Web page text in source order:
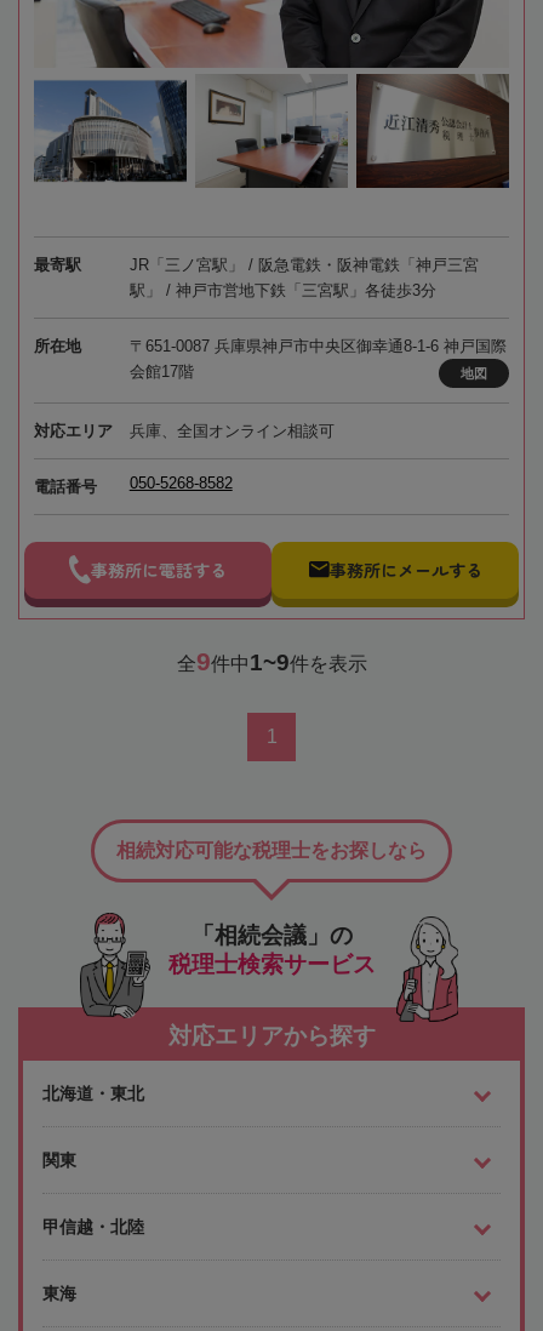
最寄駅
JR「三ノ宮駅」 / 阪急電鉄・阪神電鉄「神戸三宮
駅」 / 神戸市営地下鉄「三宮駅」各徒歩3分
所在地
〒651-0087 兵庫県神戸市中央区御幸通8-1-6 神戸国際
会館17階
地図
対応エリア 兵庫、全国オンライン相談可
電話番号 050-5268-8582
事務所に電話する 事務所にメールする
全9件中1~9件を表示
1
「相続会議」の
税理士検索サービス
相続対応可能な税理士をお探しなら
対応エリアから探す
北海道・東北
関東
甲信越・北陸
東海